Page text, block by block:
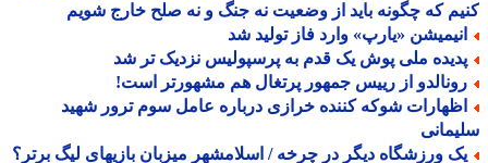
که چگونه باید از وضعیت نه جنگ و نه صلح خارج شویم
«یارپ» وارد فاز تولید شد
ملی پوش یک قدم به پرسپولیس نزدیک تر شد
از رییس جمهور پرتغال هم مشهورتر است!
شوکه کننده خرازی درباره عامل سوم ترور شهید
ورزشگاه دیگر در چرخه / اسلامشهر میزبان بازیهای لیگ برتر؟